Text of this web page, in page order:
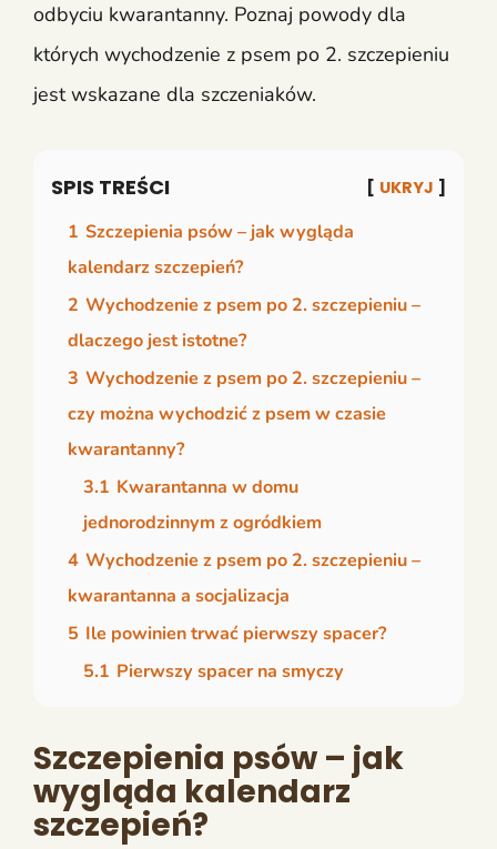
odbyciu kwarantanny. Poznaj powody dla
których wychodzenie z psem po 2. szczepieniu
jest wskazane dla szczeniaków.
SPIS TREŚCI UKRYJ
1 Szczepienia psów – jak wygląda
kalendarz szczepień?
2 Wychodzenie z psem po 2. szczepieniu –
dlaczego jest istotne?
3 Wychodzenie z psem po 2. szczepieniu –
czy można wychodzić z psem w czasie
kwarantanny?
3.1 Kwarantanna w domu
jednorodzinnym z ogródkiem
4 Wychodzenie z psem po 2. szczepieniu –
kwarantanna a socjalizacja
5 Ile powinien trwać pierwszy spacer?
5.1 Pierwszy spacer na smyczy
Szczepienia psów – jak
wygląda kalendarz
szczepień?